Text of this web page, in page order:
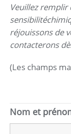
Veuillez
réjouissons de
contacterons
(Les champs
Nom et